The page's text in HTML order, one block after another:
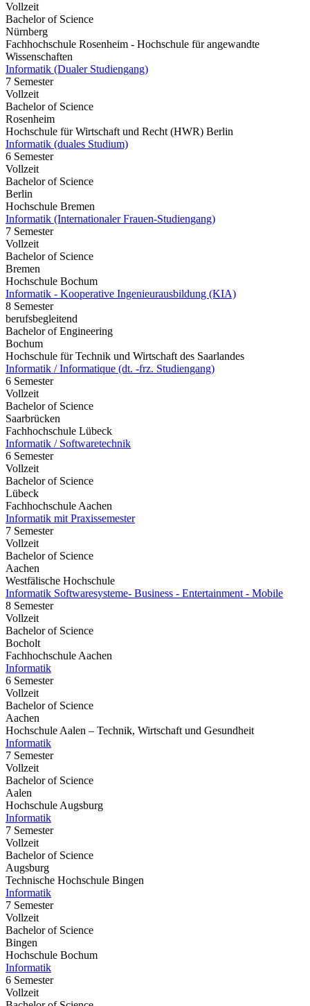
Vollzeit
Bachelor of Science
Nürnberg
Fachhochschule Rosenheim - Hochschule für angewandte
Wissenschaften
Informatik (Dualer Studiengang)
7 Semester
Vollzeit
Bachelor of Science
Rosenheim
Hochschule für Wirtschaft und Recht (HWR) Berlin
Informatik (duales Studium)
6 Semester
Vollzeit
Bachelor of Science
Berlin
Hochschule Bremen
Informatik (Internationaler Frauen-Studiengang)
7 Semester
Vollzeit
Bachelor of Science
Bremen
Hochschule Bochum
Informatik - Kooperative Ingenieurausbildung (KIA)
8 Semester
berufsbegleitend
Bachelor of Engineering
Bochum
Hochschule für Technik und Wirtschaft des Saarlandes
Informatik / Informatique (dt. -frz. Studiengang)
6 Semester
Vollzeit
Bachelor of Science
Saarbrücken
Fachhochschule Lübeck
Informatik / Softwaretechnik
6 Semester
Vollzeit
Bachelor of Science
Lübeck
Fachhochschule Aachen
Informatik mit Praxissemester
7 Semester
Vollzeit
Bachelor of Science
Aachen
Westfälische Hochschule
Informatik Softwaresysteme- Business - Entertainment - Mobile
8 Semester
Vollzeit
Bachelor of Science
Bocholt
Fachhochschule Aachen
Informatik
6 Semester
Vollzeit
Bachelor of Science
Aachen
Hochschule Aalen – Technik, Wirtschaft und Gesundheit
Informatik
7 Semester
Vollzeit
Bachelor of Science
Aalen
Hochschule Augsburg
Informatik
7 Semester
Vollzeit
Bachelor of Science
Augsburg
Technische Hochschule Bingen
Informatik
7 Semester
Vollzeit
Bachelor of Science
Bingen
Hochschule Bochum
Informatik
6 Semester
Vollzeit